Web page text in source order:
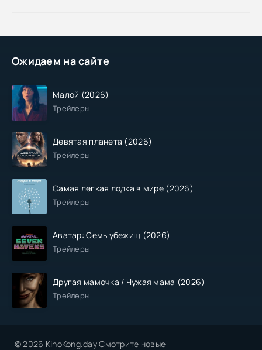
Ожидаем на сайте
Малой (2026)
Трейлеры
Девятая планета (2026)
Трейлеры
Самая легкая лодка в мире (2026)
Трейлеры
Аватар: Семь убежищ (2026)
Трейлеры
Другая мамочка / Чужая мама (2026)
Трейлеры
© 2026 KinoKong.day Смотрите новые